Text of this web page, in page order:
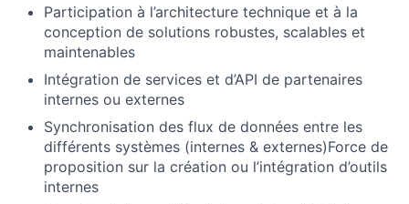
Participation à l’architecture technique et à la
conception de solutions robustes, scalables et
maintenables
Intégration de services et d’API de partenaires
internes ou externes
Synchronisation des flux de données entre les
différents systèmes (internes & externes)Force de
proposition sur la création ou l’intégration d’outils
internes